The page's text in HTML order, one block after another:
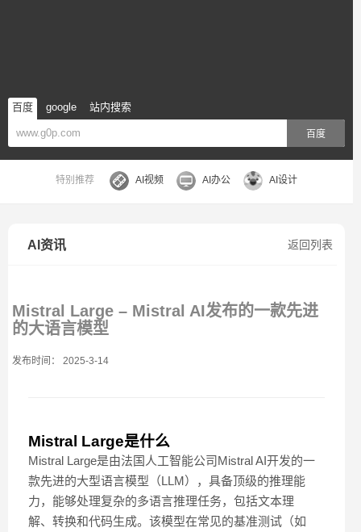
百度 google 站内搜索
百度
特别推荐 AI视频 AI办公 AI设计
返回列表
AI资讯
Mistral Large – Mistral AI发布的一款先进
的大语言模型
发布时间： 2025-3-14
Mistral Large是什么
Mistral Large是由法国人工智能公司Mistral AI开发的一
款先进的大型语言模型（LLM），具备顶级的推理能
力，能够处理复杂的多语言推理任务，包括文本理
解、转换和代码生成。该模型在常见的基准测试（如